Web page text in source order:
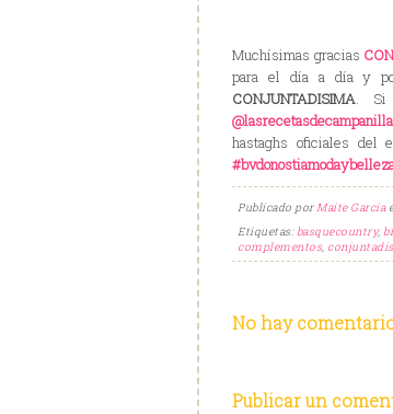
Muchísimas gracias
para el día a día y
CONJUNTADISIMA. Si
@lasrecetasdecampanilla
hastaghs oficiales del
Publicado porMaite Garcia
Etiquetas:basquecountry,
complementos,
No hay
Publicar un